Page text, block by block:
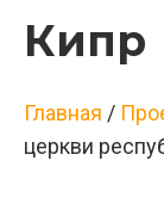
Кипр
Главная /
церкви